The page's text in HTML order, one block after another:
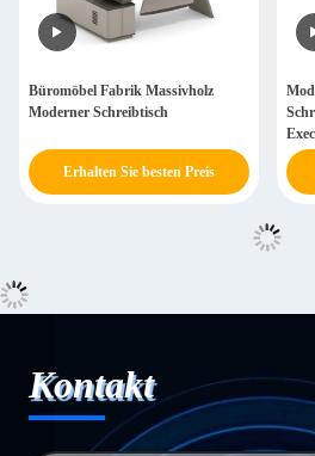
Büromöbel Fabrik Massivholz
Moderner Schreibtisch
Erhalten Sie besten Preis
Kontakt